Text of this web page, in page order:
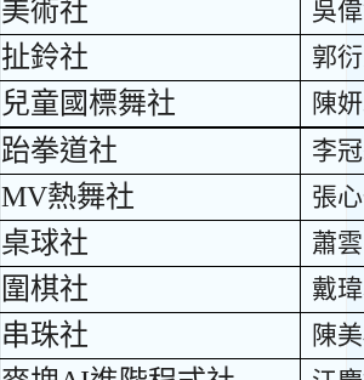
美術社 吳
扯鈴社 郭
兒童國標舞社 陳
跆拳道社 李
MV熱舞社 張
桌球社 蕭
圍棋社 戴
串珠社 陳